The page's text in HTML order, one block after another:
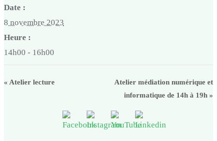
Date :
8 novembre 2023
Heure :
14h00 - 16h00
« Atelier lecture
Atelier médiation numérique et
informatique de 14h à 19h »